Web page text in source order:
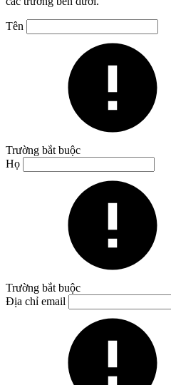
Tên
Trường bắt buộc
Họ
Trường bắt buộc
Địa chỉ email